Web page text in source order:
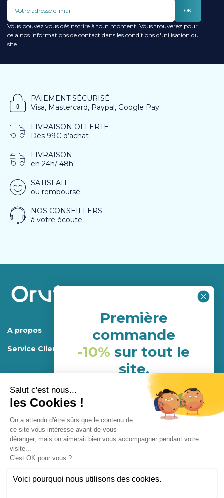
OK
Vous pouvez vous désinscrire à tout moment. Vous trouverez pour
cela nos informations de contact dans les conditions d'utilisation du
site.
PAIEMENT SÉCURISÉ
Visa, Mastercard, Paypal, Google Pay
LIVRAISON OFFERTE
Dès 99€ d’achat
LIVRAISON
en 24h/ 48h
SATISFAIT
ou remboursé
NOS CONSEILLERS
à votre écoute
A propos
Service Client
Conditions générales d’utilisations et de ventes
Confidentialité
Première
commande
-10% sur tout le
site.
(hors porduits déja en
promotion)
NHH24P6G